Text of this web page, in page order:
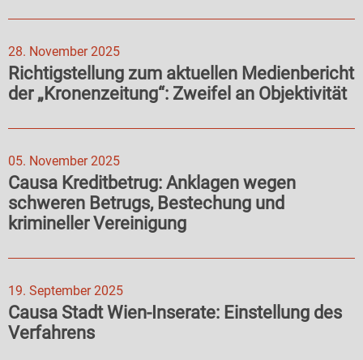
28. November 2025
Richtigstellung zum aktuellen Medienbericht
der „Kronenzeitung“: Zweifel an Objektivität
05. November 2025
Causa Kreditbetrug: Anklagen wegen
schweren Betrugs, Bestechung und
krimineller Vereinigung
19. September 2025
Causa Stadt Wien-Inserate: Einstellung des
Verfahrens